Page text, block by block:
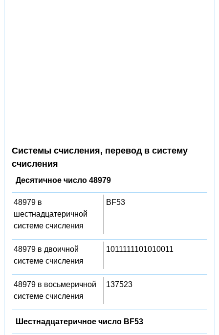
Системы счисления, перевод в систему
счисления
Десятичное число 48979
48979 в
шестнадцатеричной
системе счисления
BF53
48979 в двоичной
системе счисления
1011111101010011
48979 в восьмеричной
системе счисления
137523
Шестнадцатеричное число BF53